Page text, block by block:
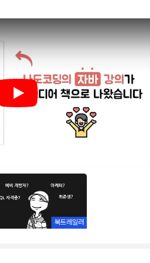
Play
북트레일러